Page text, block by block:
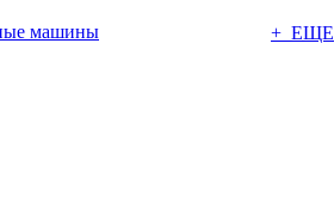
машины
+ ЕЩЕ